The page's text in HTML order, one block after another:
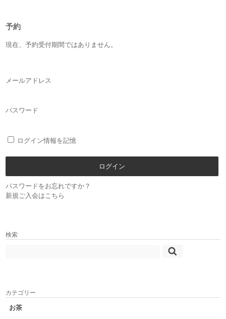
予約
現在、予約受付期間ではありません。
メールアドレス
パスワード
ログイン情報を記憶
パスワードをお忘れですか？
新規ご入会はこちら
検索
カテゴリー
お茶